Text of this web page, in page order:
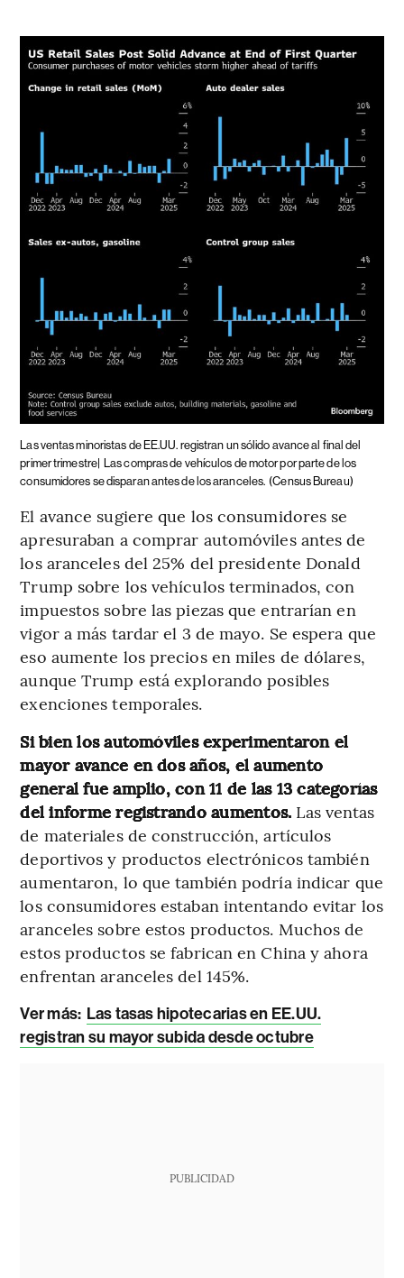
Las ventas minoristas de EE.UU. registran un sólido avance al final del
primer trimestre| Las compras de vehículos de motor por parte de los
consumidores se disparan antes de los aranceles. (Census Bureau)
El avance sugiere que los consumidores se
apresuraban a comprar automóviles antes de
los aranceles del 25% del presidente Donald
Trump sobre los vehículos terminados, con
impuestos sobre las piezas que entrarían en
vigor a más tardar el 3 de mayo. Se espera que
eso aumente los precios en miles de dólares,
aunque Trump está explorando posibles
exenciones temporales.
Si bien los automóviles experimentaron el
mayor avance en dos años, el aumento
general fue amplio, con 11 de las 13 categorías
del informe registrando aumentos. Las ventas
de materiales de construcción, artículos
deportivos y productos electrónicos también
aumentaron, lo que también podría indicar que
los consumidores estaban intentando evitar los
aranceles sobre estos productos. Muchos de
estos productos se fabrican en China y ahora
enfrentan aranceles del 145%.
Ver más: Las tasas hipotecarias en EE.UU.
registran su mayor subida desde octubre
PUBLICIDAD